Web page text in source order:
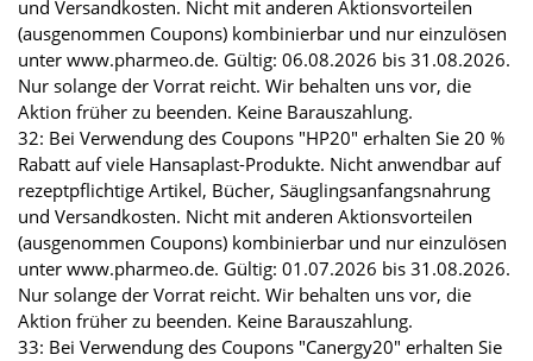
und Versandkosten. Nicht mit anderen Aktionsvorteilen
(ausgenommen Coupons) kombinierbar und nur einzulösen
unter www.pharmeo.de. Gültig: 06.08.2026 bis 31.08.2026.
Nur solange der Vorrat reicht. Wir behalten uns vor, die
Aktion früher zu beenden. Keine Barauszahlung.
32: Bei Verwendung des Coupons "HP20" erhalten Sie 20 %
Rabatt auf viele Hansaplast-Produkte. Nicht anwendbar auf
rezeptpflichtige Artikel, Bücher, Säuglingsanfangsnahrung
und Versandkosten. Nicht mit anderen Aktionsvorteilen
(ausgenommen Coupons) kombinierbar und nur einzulösen
unter www.pharmeo.de. Gültig: 01.07.2026 bis 31.08.2026.
Nur solange der Vorrat reicht. Wir behalten uns vor, die
Aktion früher zu beenden. Keine Barauszahlung.
33: Bei Verwendung des Coupons "Canergy20" erhalten Sie